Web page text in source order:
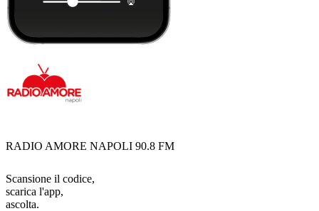
RADIO AMORE NAPOLI 90.8 FM
Scansione il codice,
scarica l'app,
ascolta.